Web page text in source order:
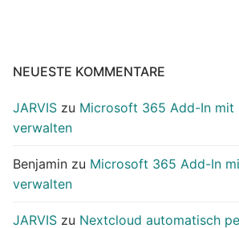
NEUESTE KOMMENTARE
JARVIS zu Microsoft 365 Add-In mit
verwalten
Benjamin zu Microsoft 365 Add-In
verwalten
JARVIS zu Nextcloud automatisch